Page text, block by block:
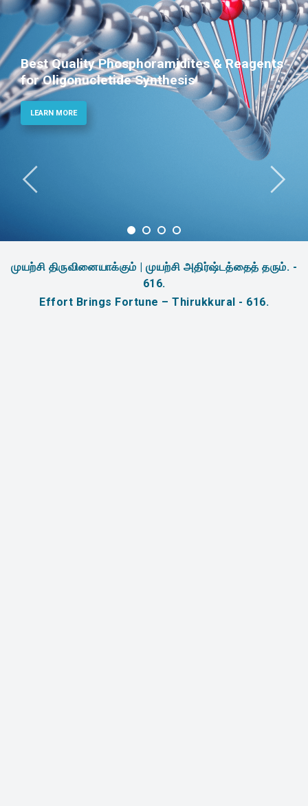
Phosphoramidites for Diagnostic and
Therapeutic Applications
LEARN MORE
முயற்சி திருவினையாக்கும் | முயற்சி அதிர்ஷ்டத்தைத் தரும். -
616.
Effort Brings Fortune – Thirukkural - 616.